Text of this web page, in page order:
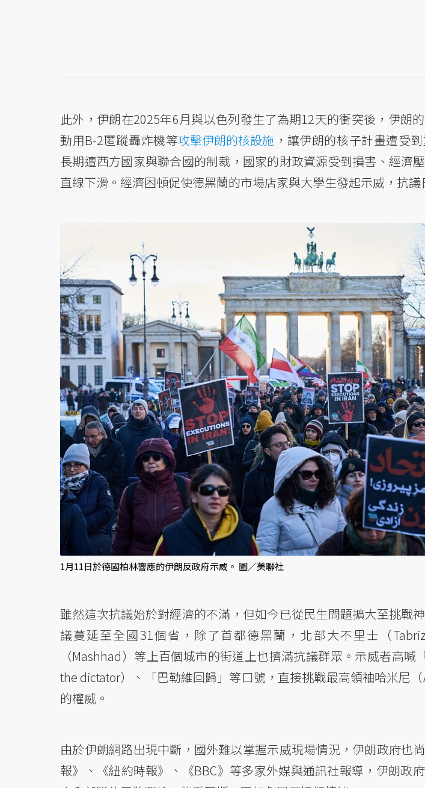
此外，伊朗在2025年6月與以色列發生了為期12天的衝突後，伊朗
動用B-2匿蹤轟炸機等攻擊伊朗的核設施 ，讓伊朗的核子計畫遭受
長期遭西方國家與聯合國的制裁，國家的財政資源受到損害、經濟
直線下滑。經濟困頓促使德黑蘭的市場店家與大學生發起示威，抗議
1月11日於德國柏林響應的伊朗反政府示威。 圖／美聯社
雖然這次抗議始於對經濟的不滿，但如今已從民生問題擴大至挑戰
議蔓延至全國31個省，除了首都德黑蘭，北部大不里士（
（Mashhad）等上百個城市的街道上也擠滿抗議群眾。示威者高喊
the dictator）、「巴勒維回歸」等口號，直接挑戰最高領袖哈米尼（
的權威。
由於伊朗網路出現中斷，國外難以掌握示威現場情況，伊朗政府也
報》、《紐約時報》、《BBC》等多家外媒與通訊社報導，伊朗政